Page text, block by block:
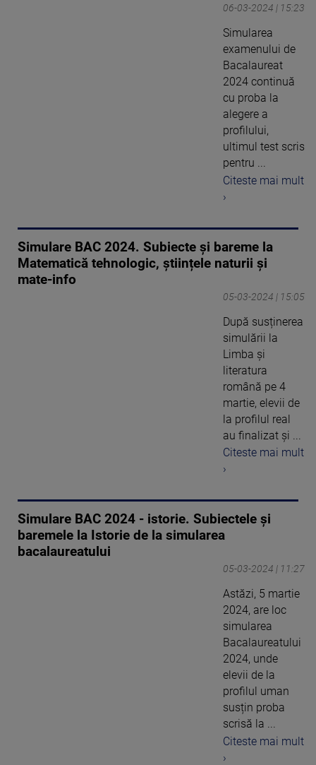
06-03-2024 | 15:23
Simularea
examenului de
Bacalaureat
2024 continuă
cu proba la
alegere a
profilului,
ultimul test scris
pentru ...
Citeste mai mult
›
Simulare BAC 2024. Subiecte și bareme la
Matematică tehnologic, științele naturii și
mate-info
05-03-2024 | 15:05
După susținerea
simulării la
Limba și
literatura
română pe 4
martie, elevii de
la profilul real
au finalizat și ...
Citeste mai mult
›
Simulare BAC 2024 - istorie. Subiectele și
baremele la Istorie de la simularea
bacalaureatului
05-03-2024 | 11:27
Astăzi, 5 martie
2024, are loc
simularea
Bacalaureatului
2024, unde
elevii de la
profilul uman
susțin proba
scrisă la ...
Citeste mai mult
›